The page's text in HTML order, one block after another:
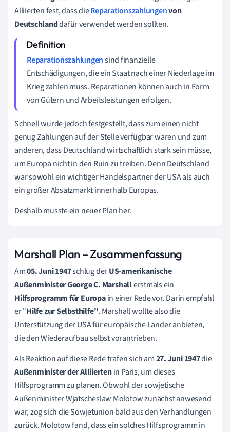
Alliierten fest, dass dieReparationszahlungenvon
Deutschlanddafür verwendet werden sollten.
Reparationszahlungensind finanzielle
Entschädigungen, die ein Staat nach einer Niederlage im
Krieg zahlen muss. Reparationen können auch in Form
von Gütern und Arbeitsleistungen erfolgen.
Schnell wurde jedoch festgestellt, dass zum einen nicht
genug Zahlungen auf der Stelle verfügbar waren und zum
anderen, dass Deutschland wirtschaftlich stark sein müsse,
um Europa nicht in den Ruin zu treiben. Denn Deutschland
war sowohl ein wichtiger Handelspartner der USA als auch
ein großer Absatzmarkt innerhalb Europas.
Deshalb musste ein neuer Plan her.
Marshall Plan – Zusammenfassung
Am05. Juni 1947schlug derUS-amerikanische
Außenminister George C. Marshallerstmals ein
Hilfsprogramm für Europain einer Rede vor. Darin empfahl
er "Hilfe zur Selbsthilfe". Marshall wollte also die
Unterstützung der USA für europäische Länder anbieten,
die den Wiederaufbau selbst vorantrieben.
Als Reaktion auf diese Rede trafen sich am27. Juni 1947die
Außenminister der Alliiertenin Paris, um dieses
Hilfsprogramm zu planen. Obwohl der sowjetische
Außenminister Wjatscheslaw Molotow zunächst anwesend
war, zog sich die Sowjetunion bald aus den Verhandlungen
zurück. Molotow fand, dass ein solches Hilfsprogramm in